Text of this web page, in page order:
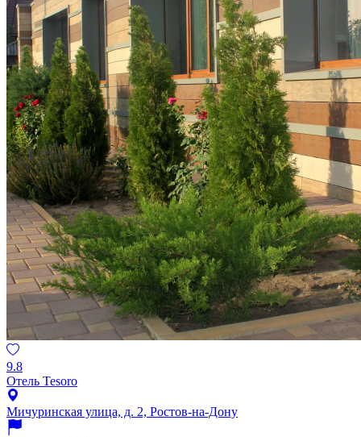
9.8
Отель Tesoro
Мичуринская улица, д. 2, Ростов-на-Дону